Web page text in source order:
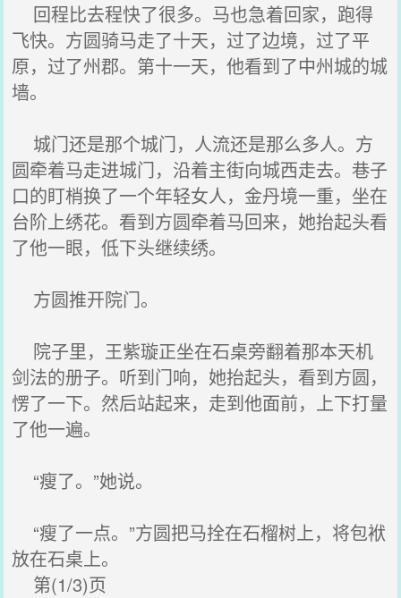
回程比去程快了很多。马也急着回家，跑得
飞快。方圆骑马走了十天，过了边境，过了平
原，过了州郡。第十一天，他看到了中州城的城
墙。
城门还是那个城门，人流还是那么多人。方
圆牵着马走进城门，沿着主街向城西走去。巷子
口的盯梢换了一个年轻女人，金丹境一重，坐在
台阶上绣花。看到方圆牵着马回来，她抬起头看
了他一眼，低下头继续绣。
方圆推开院门。
院子里，王紫璇正坐在石桌旁翻着那本天机
剑法的册子。听到门响，她抬起头，看到方圆，
愣了一下。然后站起来，走到他面前，上下打量
了他一遍。
“瘦了。”她说。
“瘦了一点。”方圆把马拴在石榴树上，将包袱
放在石桌上。
第(1/3)页